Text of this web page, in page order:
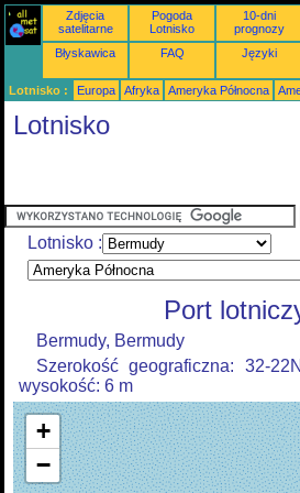
Zdjęcia
satelitarne
Pogoda
Lotnisko
10-dni
prognozy
Błyskawica
FAQ Języki
Lotnisko : Europa Afryka Ameryka Północna
Lotnisko
Lotnisko :
Port
Bermudy, Bermudy
Szerokość geograficzna: 32-
wysokość: 6 m
+
−